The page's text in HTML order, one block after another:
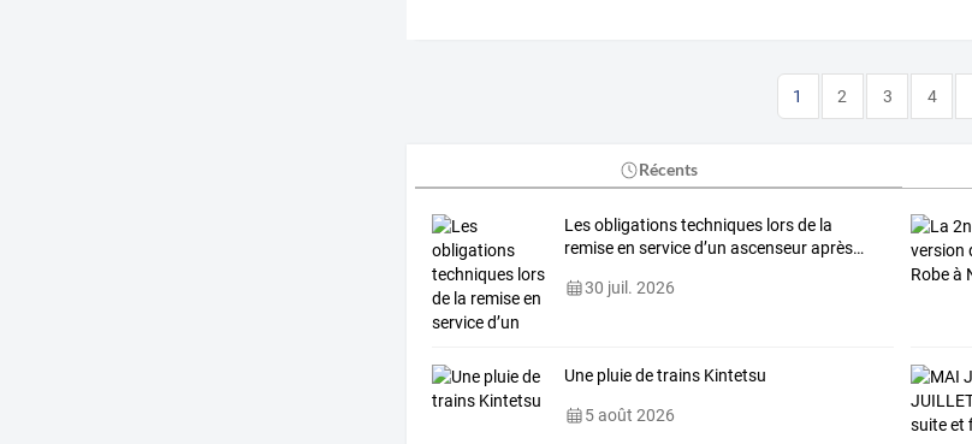
1 2 3 4
Récents
Lesobligationstechniqueslorsdela
remiseen serviced’un ascenseuraprès…
30 juil. 2026
Une pluie de trains Kintetsu
5 août 2026